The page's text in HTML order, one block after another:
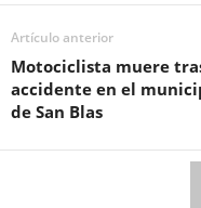
Artículo anterior
Motociclista muere
accidente en el
de San Blas